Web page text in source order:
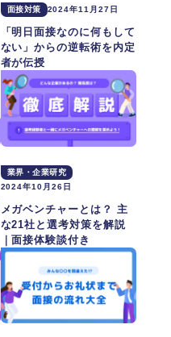
面接対策 2024年11月27日
「明日面接なのに何もして
ない」からの逆転術を内定
者が伝授
業界・企業研究
2024年10月26日
メガベンチャーとは？ 主
な21社と選考対策を解説
｜面接体験談付き